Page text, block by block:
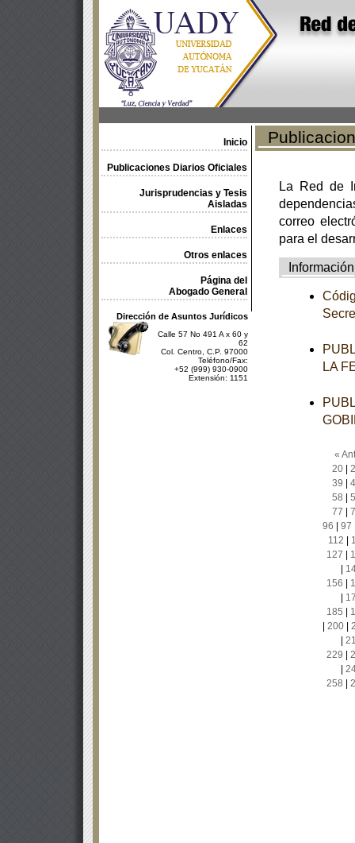
Inicio
Publicaciones Diarios Oficiales
Jurisprudencias y Tesis
Aisladas
Enlaces
Otros enlaces
Página del
Abogado General
Dirección de Asuntos Jurídicos
Calle 57 No 491 A x 60 y
62
Col. Centro, C.P. 97000
Teléfono/Fax:
+52 (999) 930-0900
Extensión: 1151
La Red de
correo
para el
Información
LA
«
20|
39
58
77
96
97
112
127
156
185
200|
229
258